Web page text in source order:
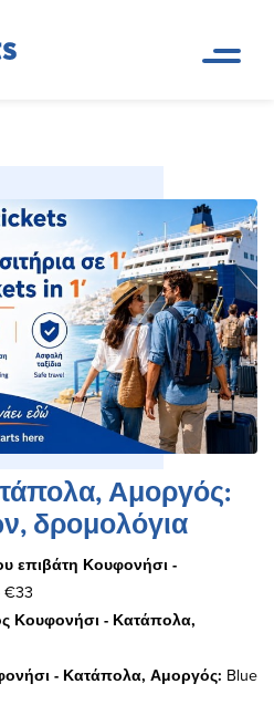
Eισιτήρια πλοίων, δρομολόγια
Αμοργός:
δρομολόγια
επιβάτη Κουφονήσι -
€33
Κουφονήσι - Κατάπολα,
- Κατάπολα, Αμοργός: Blue